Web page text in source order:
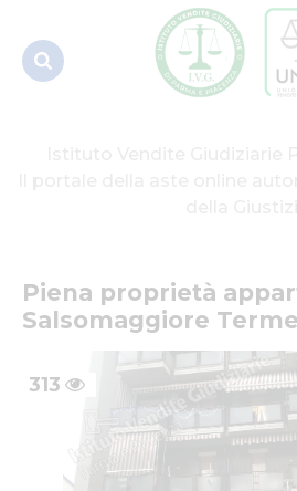
Piena proprietà
Salsomaggiore Terme
313